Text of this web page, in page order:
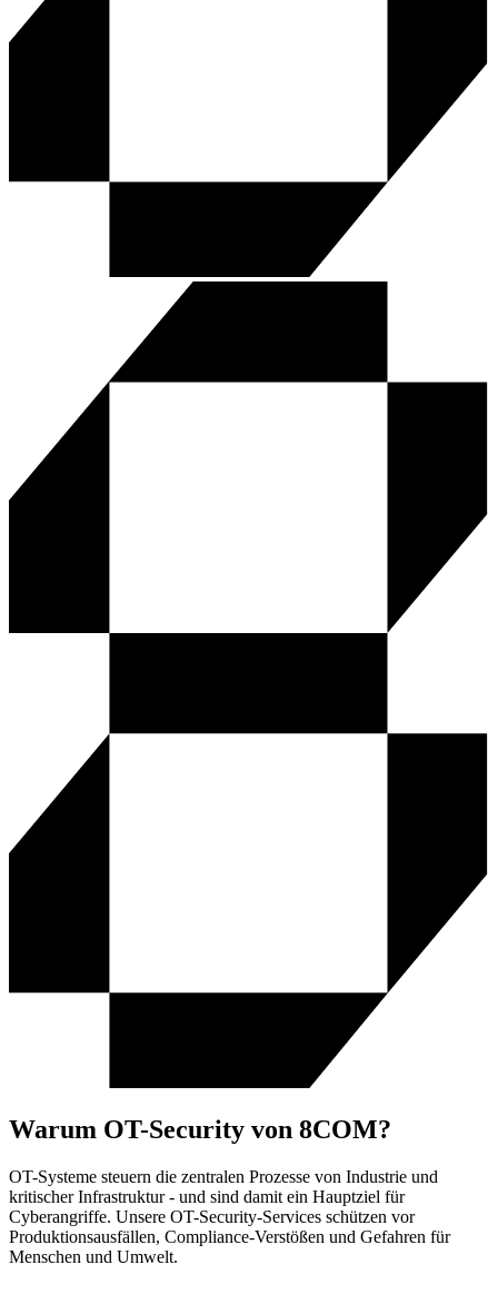
Warum OT-Security von 8COM?
OT-Systeme steuern die zentralen Prozesse von Industrie und
kritischer Infrastruktur - und sind damit ein Hauptziel für
Cyberangriffe. Unsere OT-Security-Services schützen vor
Produktionsausfällen, Compliance-Verstößen und Gefahren für
Menschen und Umwelt.